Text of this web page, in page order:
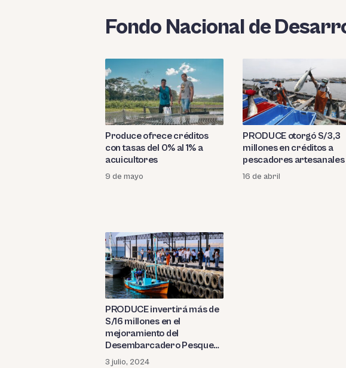
Fondo Nacional de
Produce ofrece créditos
con tasas del 0% al 1% a
acuicultores
9 de mayo
PRODUCE otorgó S/3,3
millones en créditos a
pescadores artesanales
16 de abril
PRODUCE invertirá más de
S/16 millones en el
mejoramiento del
Desembarcadero Pesquero
Artesanal de Paita
3 julio, 2024